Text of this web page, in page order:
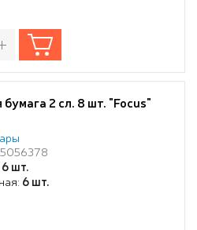
2 сл. 8 шт. "Focus"
шт.
6 шт.